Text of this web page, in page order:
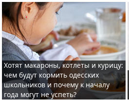
Хотят макароны, котлеты и курицу:
чем будут кормить одесских
школьников и почему к началу
года могут не успеть?